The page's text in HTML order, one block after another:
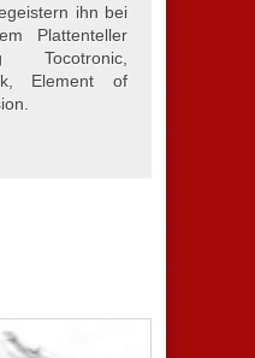
ihn bei
Plattenteller
Tocotronic,
Element of